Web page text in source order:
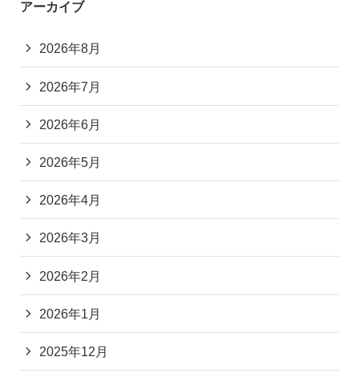
アーカイブ
2026年8月
2026年7月
2026年6月
2026年5月
2026年4月
2026年3月
2026年2月
2026年1月
2025年12月